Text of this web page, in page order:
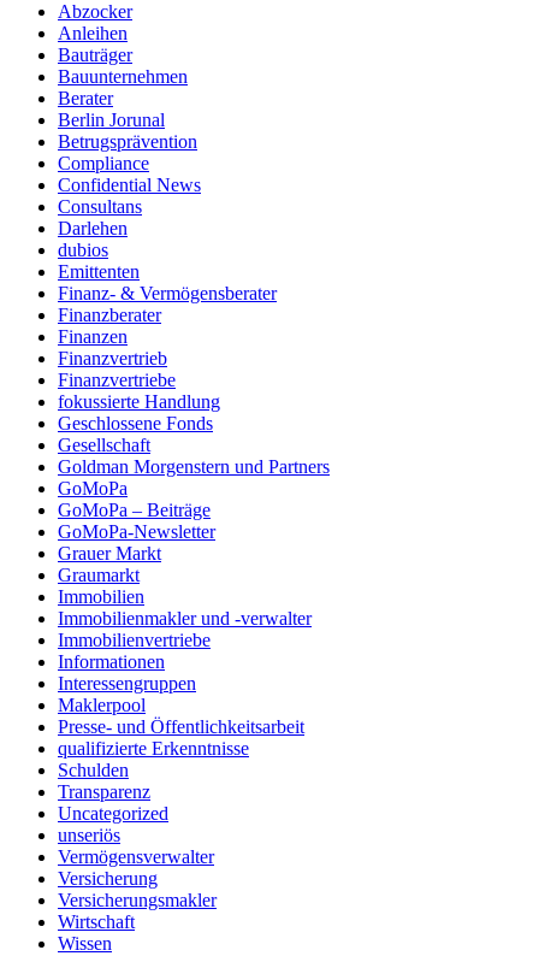
Abzocker
Anleihen
Bauträger
Bauunternehmen
Berater
Berlin Jorunal
Betrugsprävention
Compliance
Confidential News
Consultans
Darlehen
dubios
Emittenten
Finanz- & Vermögensberater
Finanzberater
Finanzen
Finanzvertrieb
Finanzvertriebe
fokussierte Handlung
Geschlossene Fonds
Gesellschaft
Goldman Morgenstern und Partners
GoMoPa
GoMoPa – Beiträge
GoMoPa-Newsletter
Grauer Markt
Graumarkt
Immobilien
Immobilienmakler und -verwalter
Immobilienvertriebe
Informationen
Interessengruppen
Maklerpool
Presse- und Öffentlichkeitsarbeit
qualifizierte Erkenntnisse
Schulden
Transparenz
Uncategorized
unseriös
Vermögensverwalter
Versicherung
Versicherungsmakler
Wirtschaft
Wissen